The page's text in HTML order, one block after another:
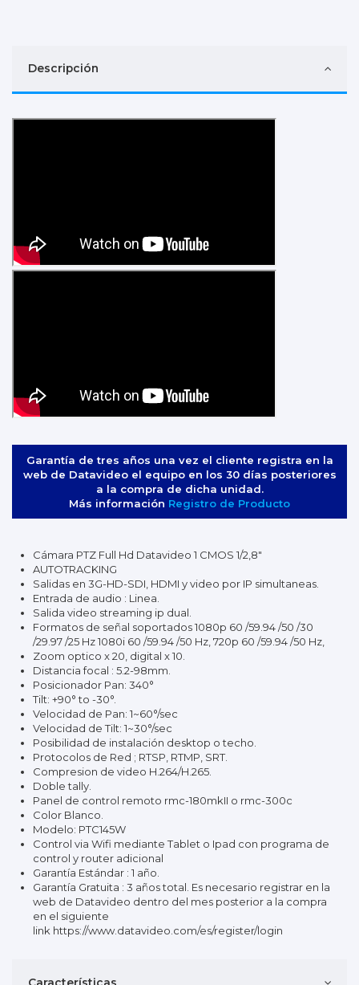
Descripción
Garantía de tres años una vez el cliente registra en la
web de Datavideo el equipo en los 30 días posteriores
a la compra de dicha unidad.
Más información Registro de Producto
Cámara PTZ Full Hd Datavideo 1 CMOS 1/2,8"
AUTOTRACKING
Salidas en 3G-HD-SDI, HDMI y video por IP simultaneas.
Entrada de audio : Linea.
Salida video streaming ip dual.
Formatos de señal soportados 1080p 60 /59.94 /50 /30
/29.97 /25 Hz 1080i 60 /59.94 /50 Hz, 720p 60 /59.94 /50 Hz,
Zoom optico x 20, digital x 10.
Distancia focal : 5.2-98mm.
Posicionador Pan: 340°
Tilt: +90° to -30°.
Velocidad de Pan: 1~60°/sec
Velocidad de Tilt: 1~30°/sec
Posibilidad de instalación desktop o techo.
Protocolos de Red ; RTSP, RTMP, SRT.
Compresion de video H.264/H.265.
Doble tally.
Panel de control remoto rmc-180mkII o rmc-300c
Color Blanco.
Modelo: PTC145W
Control via Wifi mediante Tablet o Ipad con programa de
control y router adicional
Garantía Estándar : 1 año.
Garantía Gratuita : 3 años total. Es necesario registrar en la
web de Datavideo dentro del mes posterior a la compra
en el siguiente
link https://www.datavideo.com/es/register/login